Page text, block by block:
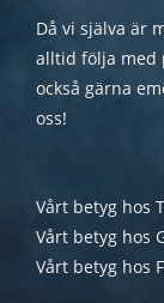
Då vi själva är
alltid följa med
också gärna
oss!
Vårt betyg hos
Vårt betyg hos
Vårt betyg hos